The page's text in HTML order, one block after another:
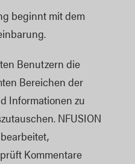
beginnt mit dem
Benutzern die
Bereichen der
Informationen zu
NFUSION
Kommentare